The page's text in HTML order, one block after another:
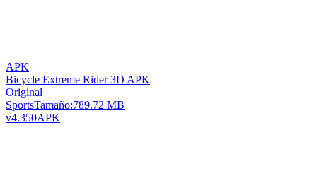
APK
Bicycle Extreme Rider 3D APK
Original
SportsTamaño:789.72 MB
v4.350APK